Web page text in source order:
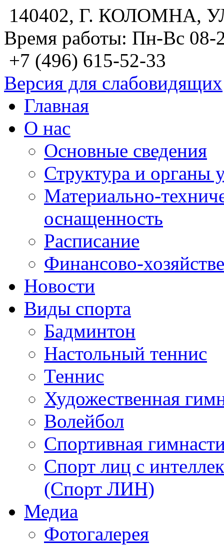
140402, Г. КОЛОМНА,
Время работы: Пн-Вс 08-
+7 (496) 615-52-33
Версия для слабовидящих
Главная
О нас
Основные сведения
Структура и органы
Материально-
оснащенность
Расписание
Финансово-
Новости
Виды спорта
Бадминтон
Настольный теннис
Теннис
Художественная
Волейбол
Спортивная
Спорт лиц с
(Спорт ЛИН)
Медиа
Фотогалерея